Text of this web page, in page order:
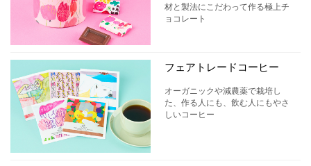
材と製法にこだわって作る極上チ
ョコレート
フェアトレードコーヒー
オーガニックや減農薬で栽培し
た、作る人にも、飲む人にもやさ
しいコーヒー